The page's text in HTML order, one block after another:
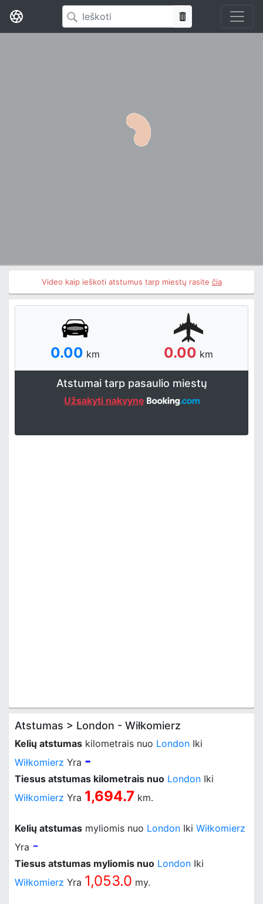
Video kaip ieškoti atstumus tarp miestų rasite čia
0.00 km 0.00 km
Atstumai tarp pasaulio miestų
Užsakyti nakvynę
Atstumas > London - Wiłkomierz
Kelių atstumas kilometrais nuo London Iki
Wiłkomierz Yra -
Tiesus atstumas kilometrais nuo London Iki
Wiłkomierz Yra 1,694.7 km.
Kelių atstumas myliomis nuo London Iki Wiłkomierz
Yra -
Tiesus atstumas myliomis nuo London Iki
Wiłkomierz Yra 1,053.0 my.